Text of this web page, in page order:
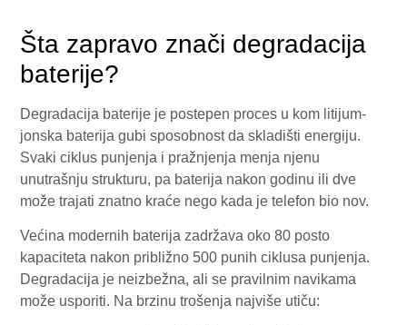
Šta zapravo znači degradacija
baterije?
Degradacija baterije je postepen proces u kom litijum-
jonska baterija gubi sposobnost da skladišti energiju.
Svaki ciklus punjenja i pražnjenja menja njenu
unutrašnju strukturu, pa baterija nakon godinu ili dve
može trajati znatno kraće nego kada je telefon bio nov.
Većina modernih baterija zadržava oko 80 posto
kapaciteta nakon približno 500 punih ciklusa punjenja.
Degradacija je neizbežna, ali se pravilnim navikama
može usporiti. Na brzinu trošenja najviše utiču: